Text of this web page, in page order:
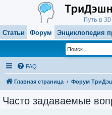
Статьи Форум Энциклопедия
FAQ
Главная страница Форум
Часто задаваемые